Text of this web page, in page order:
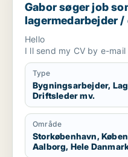
Gabor søger job
lagermedarbejder
ungarbejder /
Hello
I ll send my CV by e-
Type
Bygningsarbejder,
Driftsleder mv.
Område
Storkøbenhavn,
Aalborg, Hele